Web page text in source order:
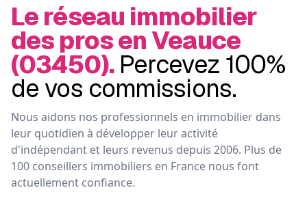
Le réseau immobilier
des pros en Veauce
(03450). Percevez 100%
de vos commissions.
Nous aidons nos professionnels en immobilier dans
leur quotidien à développer leur activité
d'indépendant et leurs revenus depuis 2006. Plus de
100 conseillers immobiliers en France nous font
actuellement confiance.